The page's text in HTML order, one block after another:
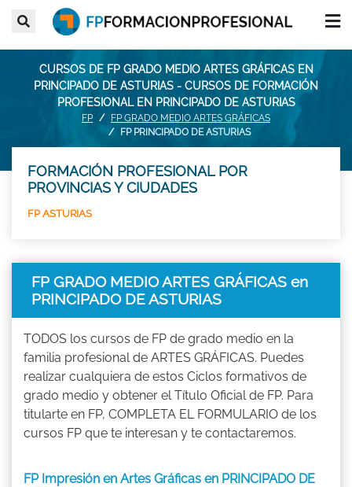
CURSOS DE FP GRADO MEDIO ARTES GRÁFICAS EN
PRINCIPADO DE ASTURIAS - CURSOS DE FORMACIÓN
PROFESIONAL EN PRINCIPADO DE ASTURIAS
FP
FP GRADO MEDIO ARTES GRÁFICAS
FP PRINCIPADO DE ASTURIAS
FORMACIÓN PROFESIONAL POR
PROVINCIAS Y CIUDADES
FP ASTURIAS
FP GRADO MEDIO ARTES GRÁFICAS en
PRINCIPADO DE ASTURIAS
TODOS los cursos de FP de grado medio en la
familia profesional de ARTES GRÁFICAS. Puedes
realizar cualquiera de estos Ciclos formativos de
grado medio y obtener el Título Oficial de FP. Para
titularte en FP, COMPLETA EL FORMULARIO de los
cursos FP que te interesan y te contactaremos.
FP Impresión en Artes Gráficas en PRINCIPADO DE